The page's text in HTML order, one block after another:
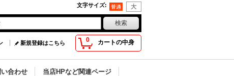
文字サイズ:
0 カートの中身
新規登録はこちら
い合わせ 当店HPなど関連ページ